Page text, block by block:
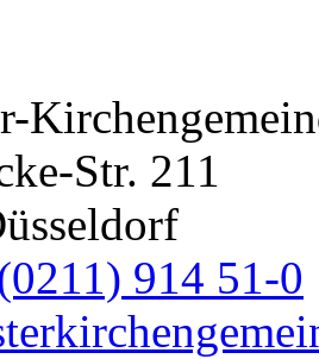
Str. 211
914 51-0